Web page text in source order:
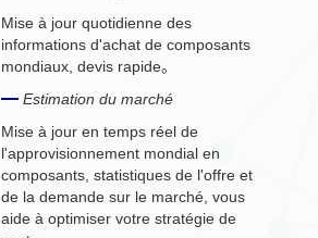
Mise à jour quotidienne des
informations d'achat de composants
mondiaux, devis rapide。
Estimation du marché
Mise à jour en temps réel de
l'approvisionnement mondial en
composants, statistiques de l'offre et
de la demande sur le marché, vous
aide à optimiser votre stratégie de